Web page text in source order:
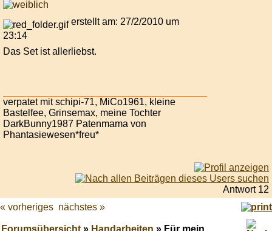
erstellt am: 27/2/2010 um
23:14
Das Set ist allerliebst.
verpatet mit schipi-71, MiCo1961, kleine
Bastelfee, Grinsemax, meine Tochter
DarkBunny1987 Patenmama von
Phantasiewesen*freu*
Antwort 12
« vorheriges nächstes »